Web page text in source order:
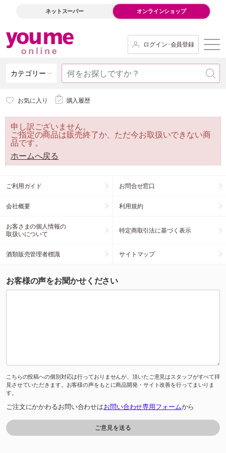
ネットスーパー オンラインショップ
ログイン･会員登録
カテゴリー
お気に入り 購入履歴
申し訳ございません。
ご指定の商品は販売終了か、ただ今お取扱いできない商
品です。
ホームへ戻る
ご利用ガイド お問合せ窓口
会社概要 利用規約
お客さまの個人情報の
取扱いについて
特定商取引法に基づく表示
酒類販売管理者標識 サイトマップ
お客様の声をお聞かせください
こちらの投稿への個別対応は行っておりませんが、頂いたご意見はスタッフがすべて拝
見させていただきます。お客様の声をもとに商品開発・サイト改善を行ってまいりま
す。
ご注文にかかわるお問い合わせはお問い合わせ専用フォームから